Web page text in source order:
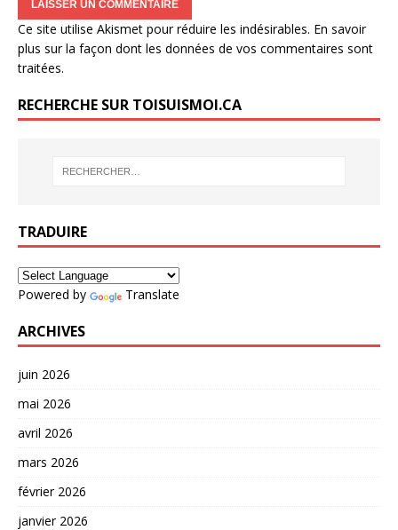
Ce site utilise Akismet pour réduire les indésirables. En savoir
plus sur la façon dont les données de vos commentaires sont
traitées.
RECHERCHE SUR TOISUISMOI.CA
TRADUIRE
Powered by Translate
ARCHIVES
juin 2026
mai 2026
avril 2026
mars 2026
février 2026
janvier 2026